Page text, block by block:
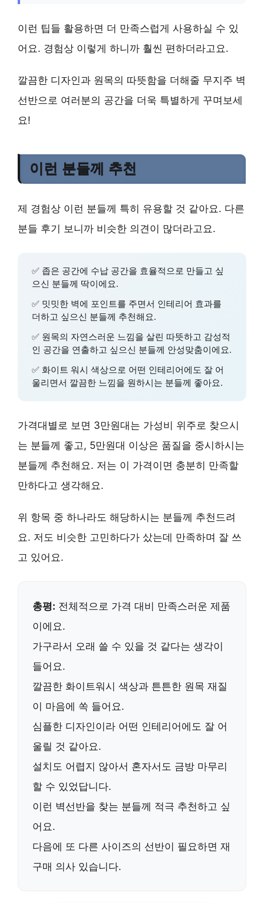
이런 팁들 활용하면 더 만족스럽게 사용하실 수 있
어요. 경험상 이렇게 하니까 훨씬 편하더라고요.
깔끔한 디자인과 원목의 따뜻함을 더해줄 무지주 벽
선반으로 여러분의 공간을 더욱 특별하게 꾸며보세
요!
이런 분들께 추천
제 경험상 이런 분들께 특히 유용할 것 같아요. 다른
분들 후기 보니까 비슷한 의견이 많더라고요.
✅ 좁은 공간에 수납 공간을 효율적으로 만들고 싶
으신 분들께 딱이에요.
✅ 밋밋한 벽에 포인트를 주면서 인테리어 효과를
더하고 싶으신 분들께 추천해요.
✅ 원목의 자연스러운 느낌을 살린 따뜻하고 감성적
인 공간을 연출하고 싶으신 분들께 안성맞춤이에요.
✅ 화이트 워시 색상으로 어떤 인테리어에도 잘 어
울리면서 깔끔한 느낌을 원하시는 분들께 좋아요.
가격대별로 보면 3만원대는 가성비 위주로 찾으시
는 분들께 좋고, 5만원대 이상은 품질을 중시하시는
분들께 추천해요. 저는 이 가격이면 충분히 만족할
만하다고 생각해요.
위 항목 중 하나라도 해당하시는 분들께 추천드려
요. 저도 비슷한 고민하다가 샀는데 만족하며 잘 쓰
고 있어요.
총평: 전체적으로 가격 대비 만족스러운 제품
이에요.
가구라서 오래 쓸 수 있을 것 같다는 생각이
들어요.
깔끔한 화이트워시 색상과 튼튼한 원목 재질
이 마음에 쏙 들어요.
심플한 디자인이라 어떤 인테리어에도 잘 어
울릴 것 같아요.
설치도 어렵지 않아서 혼자서도 금방 마무리
할 수 있었답니다.
이런 벽선반을 찾는 분들께 적극 추천하고 싶
어요.
다음에 또 다른 사이즈의 선반이 필요하면 재
구매 의사 있습니다.